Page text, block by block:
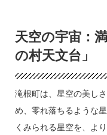
天空の宇宙：
の村天文台」
滝根町は、星空の美し
め、零れ落ちるような
くみられる星空を、よ